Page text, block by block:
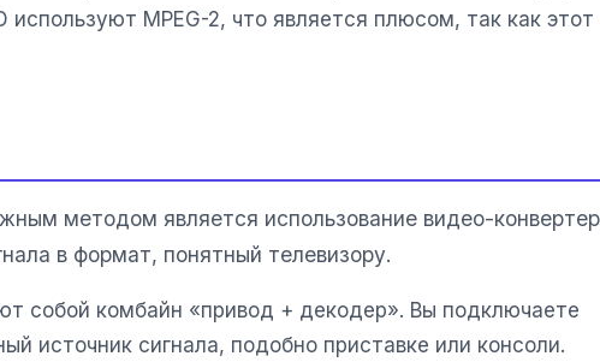
используют MPEG-2, что является плюсом, так как этот
методом является использование видео-
в формат, понятный телевизору.
собой комбайн «привод + декодер». Вы подключаете
источник сигнала, подобно приставке или консоли.